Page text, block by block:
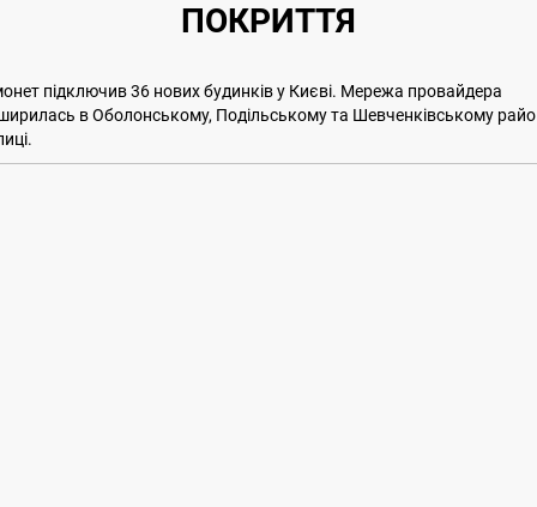
ПОКРИТТЯ
підключив 36 нових будинків у Києві. Мережа провайдера
в Оболонському, Подільському та Шевченківському